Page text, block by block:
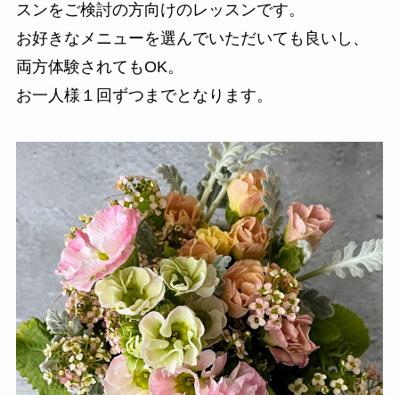
スンをご検討の方向けのレッスンです。
お好きなメニューを選んでいただいても良いし、
両方体験されてもOK。
お一人様１回ずつまでとなります。